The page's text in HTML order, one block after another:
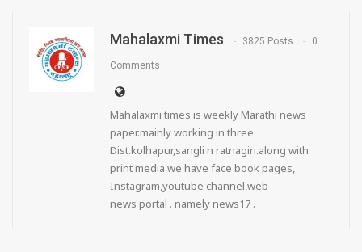
Mahalaxmi Times 3825 Posts 0
Comments
Mahalaxmi times is weekly Marathi news
paper.mainly working in three
Dist.kolhapur,sangli n ratnagiri.along with
print media we have face book pages,
Instagram,youtube channel,web
news portal . namely news17 .